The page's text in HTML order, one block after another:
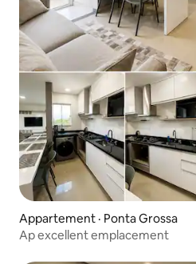
Appartement · Ponta Grossa
Ap excellent emplacement